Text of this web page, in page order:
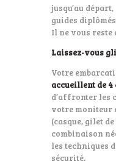
jusqu’au
guides
Il ne vous reste
Laissez-vous
Votre
accueillent de 4
d’affronter les
votre moniteur
(casque, gilet
combinaison
les techniques
sécurité.